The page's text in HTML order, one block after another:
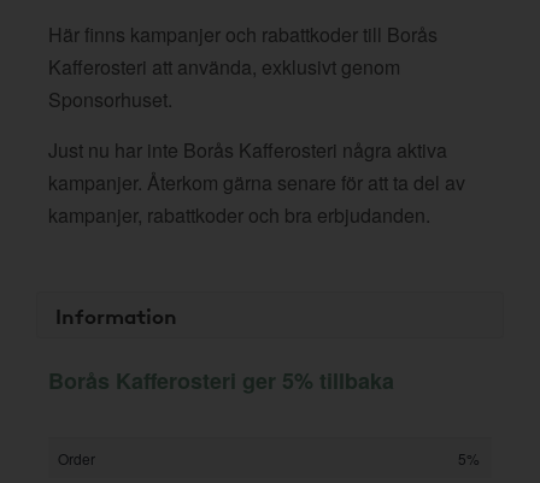
Här finns kampanjer och rabattkoder till Borås
Kafferosteri att använda, exklusivt genom
Sponsorhuset.
Just nu har inte Borås Kafferosteri några aktiva
kampanjer. Återkom gärna senare för att ta del av
kampanjer, rabattkoder och bra erbjudanden.
Information
Borås Kafferosteri ger 5% tillbaka
Order 5%